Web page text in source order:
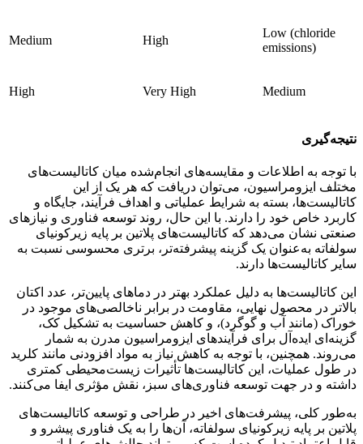
Low (chloride
emissions)
High
Medium
Medium
Very High
High
نتیجه‌گیری
با توجه به اطلاعات و مقایسه‌های انجام‌شده میان کاتالیست‌های
مختلف ایزومراسیون، می‌توان دریافت که هر یک از این
کاتالیست‌ها، بسته به شرایط عملیاتی و اهداف فرآیند، جایگاه و
کاربرد خاص خود را دارند. با این حال، روند توسعه فناوری و نیازهای
صنعتی نشان می‌دهد که کاتالیست‌های پلاتین بر پایه زیرکونیای
سولفاته به‌عنوان یک گزینه پیشرفته‌تر، برتری محسوسی نسبت به
سایر کاتالیست‌ها دارند.
این کاتالیست‌ها به دلیل عملکرد بهتر در دماهای پایین‌تر، عدد اکتان
بالاتر در محصول نهایی، مقاومت در برابر ناخالصی‌های موجود در
خوراک (مانند آب و گوگرد)، و کاهش حساسیت به تشکیل کک،
گزینه‌ای ایده‌آل برای فرآیندهای ایزومراسیون مدرن به شمار
می‌روند. همچنین، با توجه به کاهش نیاز به مواد افزودنی مانند کلرید
در طول عملیات، این کاتالیست‌ها تأثیرات زیست‌محیطی کمتری
داشته و در جهت توسعه فناوری‌های سبز، نقش مؤثری ایفا می‌کنند.
به‌طور کلی، پیشرفت‌های اخیر در طراحی و توسعه کاتالیست‌های
پلاتین بر پایه زیرکونیای سولفاته، آن‌ها را به یک فناوری پیشرو و